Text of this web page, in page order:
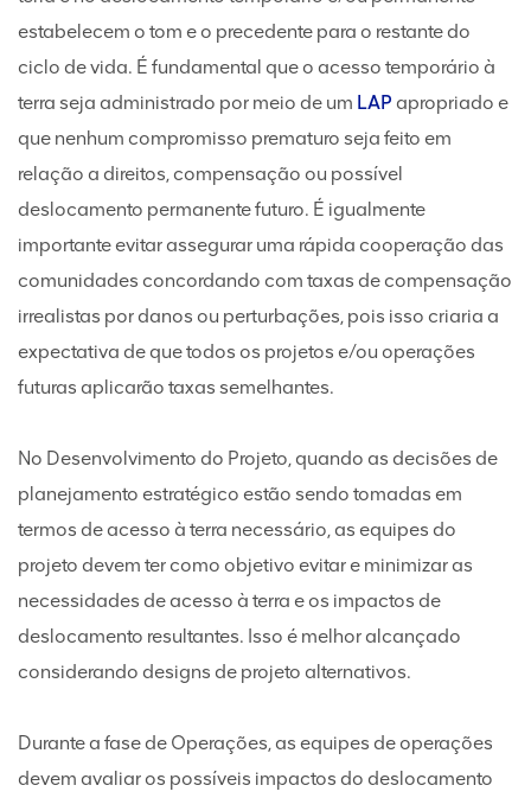
estabelecem o tom e o precedente para o restante do
ciclo de vida. É fundamental que o acesso temporário à
terra seja administrado por meio de um LAP apropriado e
que nenhum compromisso prematuro seja feito em
relação a direitos, compensação ou possível
deslocamento permanente futuro. É igualmente
importante evitar assegurar uma rápida cooperação das
comunidades concordando com taxas de compensação
irrealistas por danos ou perturbações, pois isso criaria a
expectativa de que todos os projetos e/ou operações
futuras aplicarão taxas semelhantes.
No Desenvolvimento do Projeto, quando as decisões de
planejamento estratégico estão sendo tomadas em
termos de acesso à terra necessário, as equipes do
projeto devem ter como objetivo evitar e minimizar as
necessidades de acesso à terra e os impactos de
deslocamento resultantes. Isso é melhor alcançado
considerando designs de projeto alternativos.
Durante a fase de Operações, as equipes de operações
devem avaliar os possíveis impactos do deslocamento